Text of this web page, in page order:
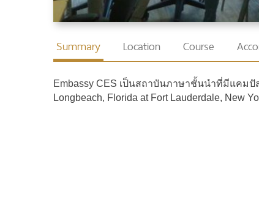
Summary Location Course
Embassy CES เป็นสถาบันภาษาชั้นนำที่มีแคมปั
Longbeach, Florida at Fort Lauderdale, New